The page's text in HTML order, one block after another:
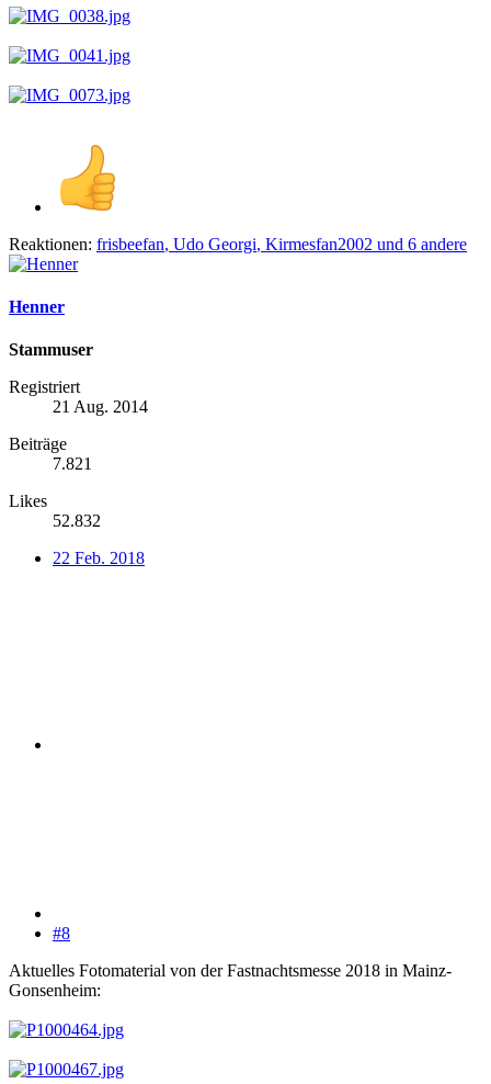
Reaktionen: frisbeefan, Udo Georgi, Kirmesfan2002 und 6 andere
Henner
Stammuser
Registriert
21 Aug. 2014
Beiträge
7.821
Likes
52.832
22 Feb. 2018
#8
Aktuelles Fotomaterial von der Fastnachtsmesse 2018 in Mainz-
Gonsenheim: